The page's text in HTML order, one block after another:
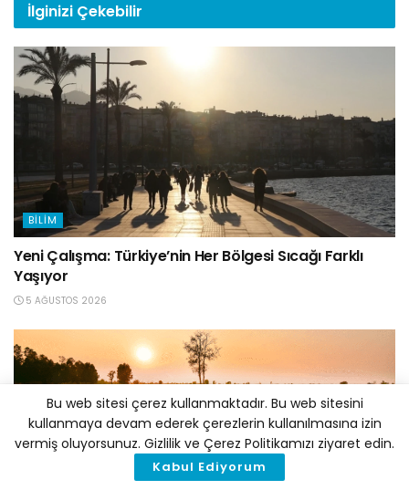
İlginizi Çekebilir
BILIM
Yeni Çalışma: Türkiye’nin Her Bölgesi Sıcağı Farklı
Yaşıyor
5 AĞUSTOS 2026
Bu web sitesi çerez kullanmaktadır. Bu web sitesini
kullanmaya devam ederek çerezlerin kullanılmasına izin
vermiş oluyorsunuz. Gizlilik ve Çerez Politikamızı ziyaret edin.
Kabul Ediyorum